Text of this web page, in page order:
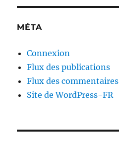
MÉTA
Connexion
Flux des publications
Flux des commentaires
Site de WordPress-FR